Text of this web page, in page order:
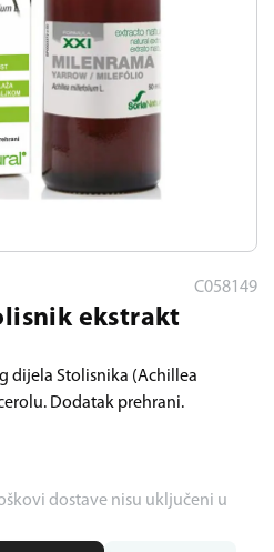
C058149
ekstrakt
dijela Stolisnika (Achillea
Dodatak prehrani.
dostave nisu uključeni u